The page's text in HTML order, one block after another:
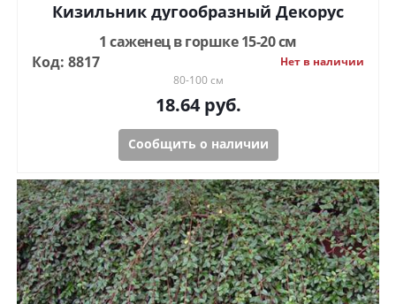
Кизильник дугообразный Декорус
1 саженец в горшке 15-20 см
Код: 8817
Нет в наличии
80-100 см
18.64руб.
Сообщить о наличии